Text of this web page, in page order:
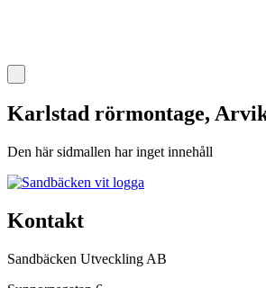
Karlstad rörmontage,
Den här sidmallen har inget innehåll
Kontakt
Sandbäcken Utveckling AB